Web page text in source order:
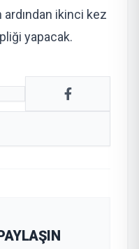
ardından ikinci kez
yapacak.